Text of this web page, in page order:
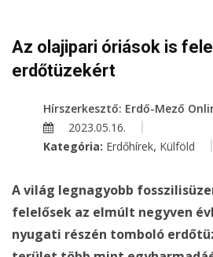
Az olajipari óriások is
erdőtüzekért
Hírszerkesztő: Erdő-Mező
2023.05.16.
Kategória: Erdőhírek, Külföld
A világ legnagyobb
felelősek az elmúlt negyven
nyugati részén tomboló